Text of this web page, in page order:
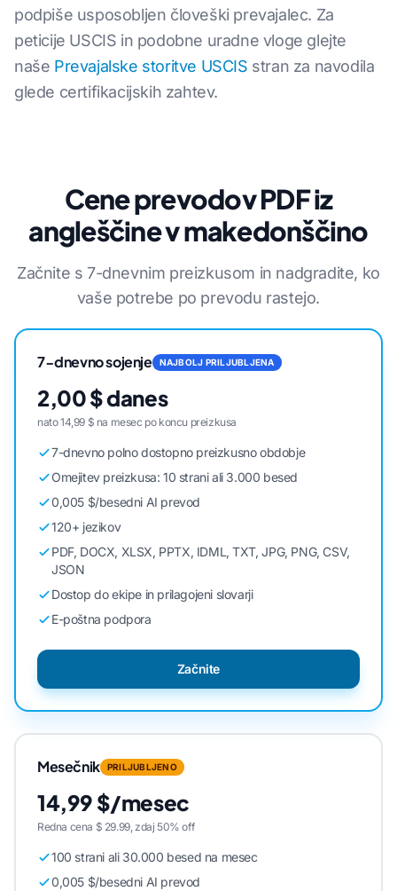
podpiše usposobljen človeški prevajalec. Za
peticije USCIS in podobne uradne vloge glejte
naše Prevajalske storitve USCIS stran za navodila
glede certifikacijskih zahtev.
Cene prevodov PDF iz
angleščine v makedonščino
Začnite s 7-dnevnim preizkusom in nadgradite, ko
vaše potrebe po prevodu rastejo.
7-dnevno sojenje NAJBOLJ PRILJUBLJENA
2,00 $ danes
nato 14,99 $ na mesec po koncu preizkusa
7-dnevno polno dostopno preizkusno obdobje
Omejitev preizkusa: 10 strani ali 3.000 besed
0,005 $/besedni AI prevod
120+ jezikov
PDF, DOCX, XLSX, PPTX, IDML, TXT, JPG, PNG, CSV,
JSON
Dostop do ekipe in prilagojeni slovarji
E-poštna podpora
Začnite
Mesečnik PRILJUBLJENO
14,99 $/mesec
Redna cena $ 29.99, zdaj 50% off
100 strani ali 30.000 besed na mesec
0,005 $/besedni AI prevod